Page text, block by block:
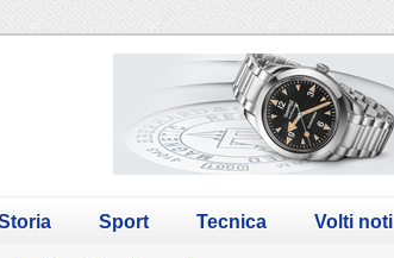
Sport Tecnica Volti noti